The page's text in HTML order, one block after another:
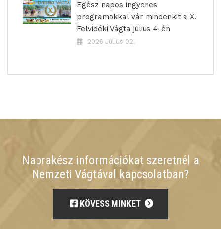
Egész napos ingyenes
programokkal vár mindenkit a X.
Felvidéki Vágta július 4-én
2026 Július 02.
Naprakész információkat szeretnél a
Nemzeti Vágtával kapcsolatban?
KÖVESS MINKET